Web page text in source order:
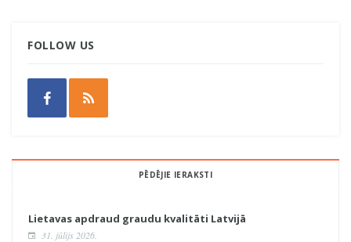
FOLLOW US
PĒDĒJIE IERAKSTI
Lietavas apdraud graudu kvalitāti Latvijā
31. jūlijs 2026.